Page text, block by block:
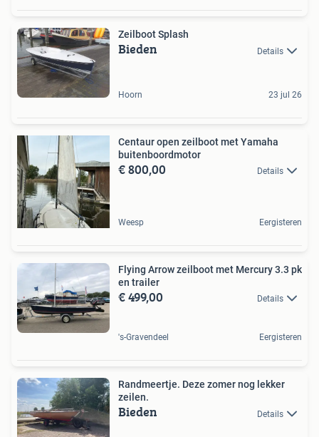
Zeilboot Splash
Bieden Details
Hoorn 23 jul 26
Centaur open zeilboot met Yamaha
buitenboordmotor
€ 800,00 Details
Weesp Eergisteren
Flying Arrow zeilboot met Mercury 3.3 pk
en trailer
€ 499,00 Details
's-Gravendeel Eergisteren
Randmeertje. Deze zomer nog lekker
zeilen.
Bieden Details